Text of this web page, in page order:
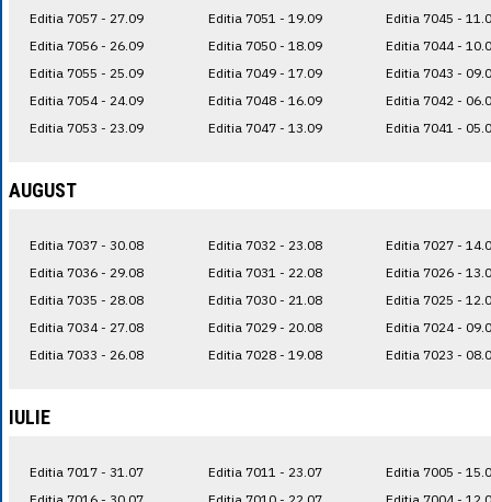
Editia 7057 - 27.09
Editia 7056 - 26.09
Editia 7055 - 25.09
Editia 7054 - 24.09
Editia 7053 - 23.09
Editia 7051 - 19.09
Editia 7050 - 18.09
Editia 7049 - 17.09
Editia 7048 - 16.09
Editia 7047 - 13.09
Editia 7045 -
Editia 7044 -
Editia 7043 -
Editia 7042 -
Editia 7041 -
AUGUST
Editia 7037 - 30.08
Editia 7036 - 29.08
Editia 7035 - 28.08
Editia 7034 - 27.08
Editia 7033 - 26.08
Editia 7032 - 23.08
Editia 7031 - 22.08
Editia 7030 - 21.08
Editia 7029 - 20.08
Editia 7028 - 19.08
Editia 7027 -
Editia 7026 -
Editia 7025 -
Editia 7024 -
Editia 7023 -
IULIE
Editia 7017 - 31.07
Editia 7016 - 30.07
Editia 7011 - 23.07
Editia 7010 - 22.07
Editia 7005 -
Editia 7004 -